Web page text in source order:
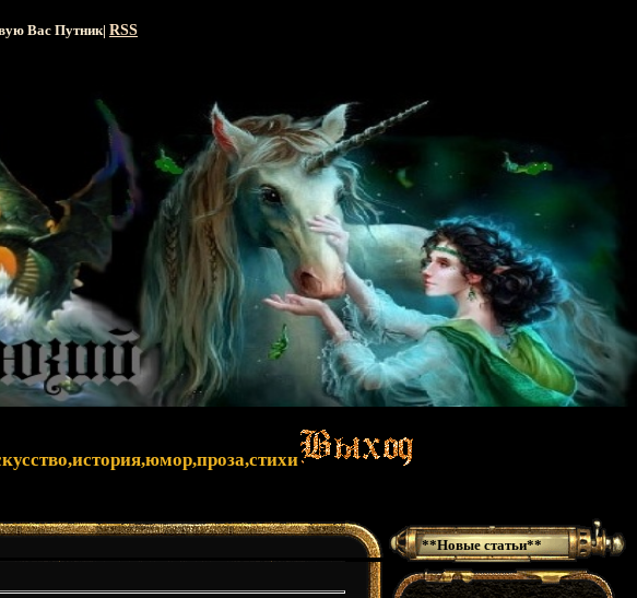
ВасПутник| RSS
**Новые статьи**